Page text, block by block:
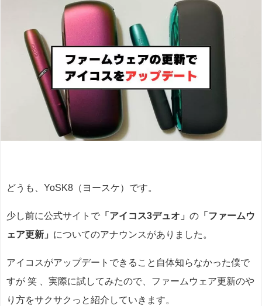
どうも、YoSK8（ヨースケ）です。
少し前に公式サイトで 「アイコス3デュオ」 の 「ファームウ
ェア更新」 についてのアナウンスがありました。
アイコスがアップデートできること自体知らなかった僕で
すが 笑 、実際に試してみたので、ファームウェア更新のや
り方をサクサクっと紹介していきます。